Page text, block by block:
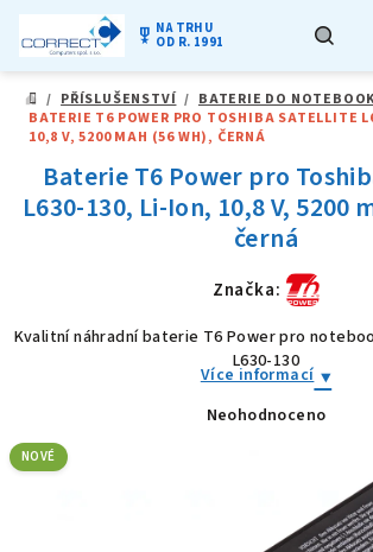
obsah
military_tech NA TRHU
OD R. 1991
DOMŮ
/ PŘÍSLUŠENSTVÍ / BATERIE DO
BATERIE T6 POWER PRO TOSHIBA SATELLITE
10,8 V, 5200 MAH (56 WH), ČERNÁ
Baterie T6 Power pro
L630-130, Li-Ion, 10,8 V, 5200
černá
Značka:
Kvalitní náhradní baterie T6 Power pro
L630-130
Více informací
Průměrné
hvězdiček.
Neohodnoceno
NOVÉ